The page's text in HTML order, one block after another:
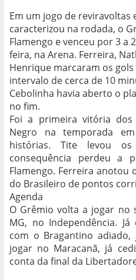
Em um jogo de reviravoltas
caracterizou na rodada, o
Flamengo e venceu por 3 a
feira, na Arena. Ferreira,
Henrique marcaram os
intervalo de cerca de 10
Cebolinha havia aberto o
no fim.
Foi a primeira vitória
Negro na temporada
histórias. Tite levou
consequência perdeu a
Flamengo. Ferreira anotou
do Brasileiro de pontos
Agenda
O Grêmio volta a jogar no
MG, no Independência.
com o Bragantino
jogar no Maracanã, já
conta da final da